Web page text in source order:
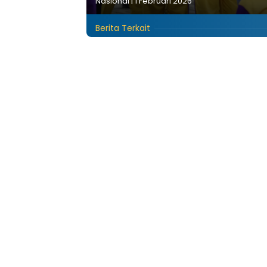
Berita Terkait